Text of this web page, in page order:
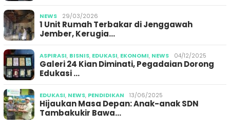
NEWS 29/03/2026
1 Unit Rumah Terbakar di Jenggawah
Jember, Kerugia…
ASPIRASI, BISNIS, EDUKASI, EKONOMI, NEWS 04/12/2025
Galeri 24 Kian Diminati, Pegadaian Dorong
Edukasi …
EDUKASI, NEWS, PENDIDIKAN 13/06/2025
Hijaukan Masa Depan: Anak-anak SDN
Tambakukir Bawa…